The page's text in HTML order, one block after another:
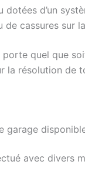
d’un
de cassures sur
quel que
résolution
avec divers